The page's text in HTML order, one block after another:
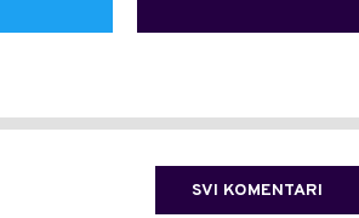
SVI KOMENTARI